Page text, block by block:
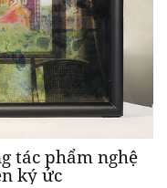
tác phẩm nghệ
ký ức